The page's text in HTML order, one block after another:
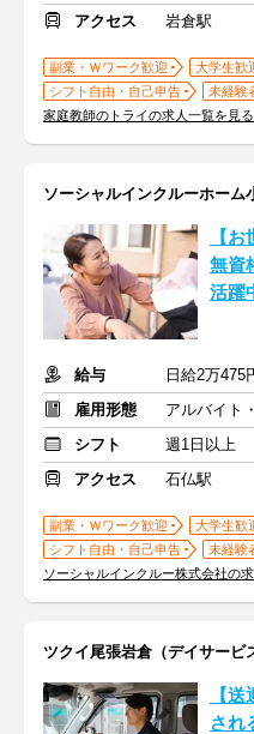
アクセス 岩倉駅
副業・Ｗワーク歓迎 大学生歓
シフト自由・自己申告
未経験
家庭教師のトライの求人一覧を見る
ソーシャルインクルーホーム
【
無資
活躍
給与
日給2万475
雇用形態
アルバイト
シフト
週1日以上
アクセス
石仏駅
副業・Ｗワーク歓迎 大学生歓
シフト自由・自己申告
未経験
ソーシャルインクルー株式会社の
ツクイ尾張岩倉（デイサービ
【
され